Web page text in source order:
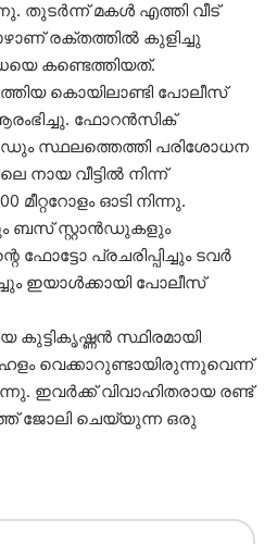
തുടർന്ന് മകൾ എത്തി വീട്
രക്തത്തിൽ കുളിച്ചു
കണ്ടെത്തിയത്.
കൊയിലാണ്ടി പോലീസ്
ഫോറൻസിക്
സ്ഥലത്തെത്തി പരിശോധന
നായ വീട്ടിൽ നിന്ന്
മീറ്ററോളം ഓടി നിന്നു.
ബസ് സ്റ്റാൻഡുകളും
ഫോട്ടോ പ്രചരിപ്പിച്ചും ടവർ
ഇയാൾക്കായി പോലീസ്
കുട്ടികൃഷ്ണൻ സ്ഥിരമായി
ബഹളം വെക്കാറുണ്ടായിരുന്നുവെന്ന്
ഇവർക്ക് വിവാഹിതരായ രണ്ട്
ജോലി ചെയ്യുന്ന ഒരു